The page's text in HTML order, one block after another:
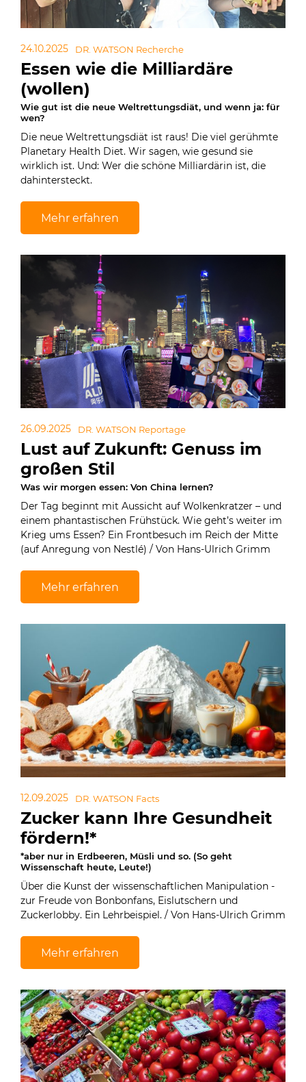
24.10.2025 DR. WATSON Recherche
Essen wie die Milliardäre
(wollen)
Wie gut ist die neue Weltrettungsdiät, und wenn ja: für
wen?
Die neue Weltrettungsdiät ist raus! Die viel gerühmte
Planetary Health Diet. Wir sagen, wie gesund sie
wirklich ist. Und: Wer die schöne Milliardärin ist, die
dahintersteckt.
Mehr erfahren
26.09.2025 DR. WATSON Reportage
Lust auf Zukunft: Genuss im
großen Stil
Was wir morgen essen: Von China lernen?
Der Tag beginnt mit Aussicht auf Wolkenkratzer – und
einem phantastischen Frühstück. Wie geht’s weiter im
Krieg ums Essen? Ein Frontbesuch im Reich der Mitte
(auf Anregung von Nestlé) / Von Hans-Ulrich Grimm
Mehr erfahren
12.09.2025 DR. WATSON Facts
Zucker kann Ihre Gesundheit
fördern!*
*aber nur in Erdbeeren, Müsli und so. (So geht
Wissenschaft heute, Leute!)
Über die Kunst der wissenschaftlichen Manipulation -
zur Freude von Bonbonfans, Eislutschern und
Zuckerlobby. Ein Lehrbeispiel. / Von Hans-Ulrich Grimm
Mehr erfahren